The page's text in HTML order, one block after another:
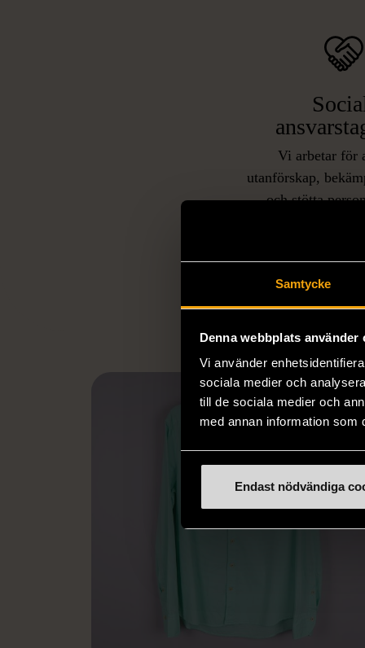
Samtycke
Denna webbplats använder
Vi använder
sociala medier och
till de sociala medier och
med annan information som
Endast nödvändiga
Vi arbetar för
utanförskap,
och stötta
utanför
eller annat